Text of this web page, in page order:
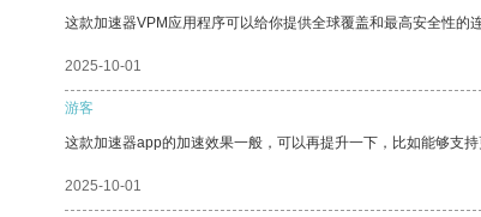
这款加速器VPM应用程序可以给你提供全球覆盖和最高安全性的连
2025-10-01
游客
这款加速器app的加速效果一般，可以再提升一下，比如能够支持
2025-10-01